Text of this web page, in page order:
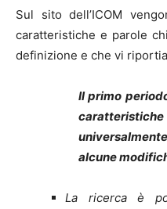
Sul sito dell’ICOM
caratteristiche e parole
definizione e che vi
Il primo
alcune
La ricerca è